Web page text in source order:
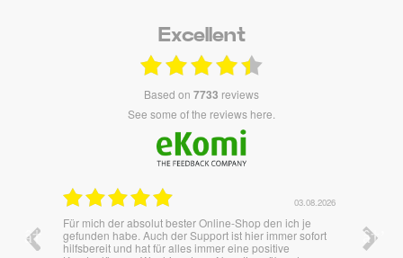
Excellent
based on 7733 reviews
see some of the reviews here.
03.08.2026
bester Online-Shop den ich je
der Support ist hier immer sofort
für alles immer eine positive
Überraschend Schnell und
bestens.